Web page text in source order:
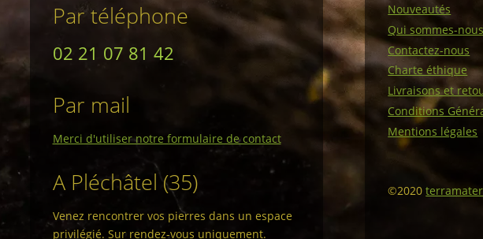
Par téléphone
02 21 07 81 42
Par mail
Merci d'utiliser notre formulaire de contact
A Pléchâtel (35)
Venez rencontrer vos pierres dans un espace
privilégié. Sur rendez-vous uniquement.
Nouveautés
Qui sommes-
Contactez-nous
Charte éthique
Livraisons et
Conditions
Mentions légales
©2020